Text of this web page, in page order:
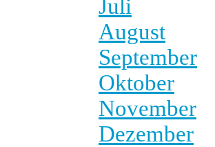
Juli
August
September
Oktober
November
Dezember